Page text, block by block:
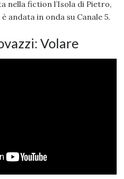
nella fiction l’Isola di Pietro,
andata in onda su Canale 5.
Volare